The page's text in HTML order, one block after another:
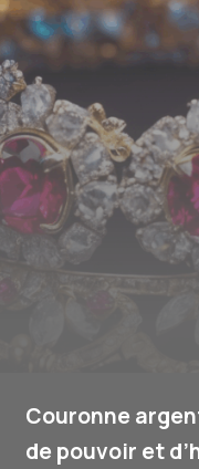
Couronne
de pouvoir et